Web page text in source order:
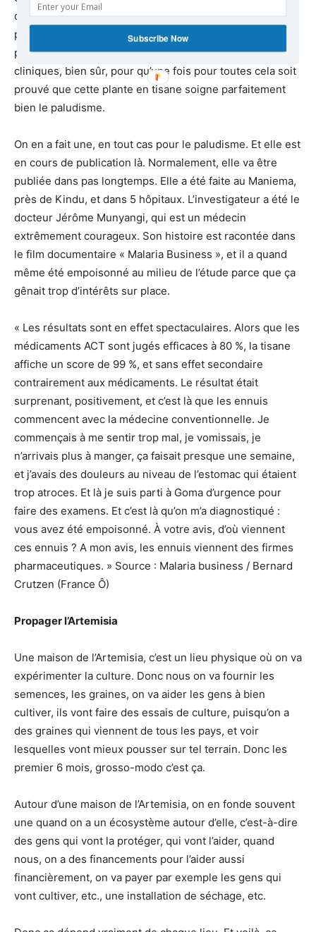
que c’était important qu’ils nous donnent cet argent pour
pouvoir réaliser ces études cliniques, pour qu’une fois
pour toutes… aux normes internationales les études
cliniques, bien sûr, pour qu’une fois pour toutes cela soit
prouvé que cette plante en tisane soigne parfaitement
bien le paludisme.
On en a fait une, en tout cas pour le paludisme. Et elle est
en cours de publication là. Normalement, elle va être
publiée dans pas longtemps. Elle a été faite au Maniema,
près de Kindu, et dans 5 hôpitaux. L’investigateur a été le
docteur Jérôme Munyangi, qui est un médecin
extrêmement courageux. Son histoire est racontée dans
le film documentaire « Malaria Business », et il a quand
même été empoisonné au milieu de l’étude parce que ça
gênait trop d’intérêts sur place.
« Les résultats sont en effet spectaculaires. Alors que les
médicaments ACT sont jugés efficaces à 80 %, la tisane
affiche un score de 99 %, et sans effet secondaire
contrairement aux médicaments. Le résultat était
surprenant, positivement, et c’est là que les ennuis
commencent avec la médecine conventionnelle. Je
commençais à me sentir trop mal, je vomissais, je
n’arrivais plus à manger, ça faisait presque une semaine,
et j’avais des douleurs au niveau de l’estomac qui étaient
trop atroces. Et là je suis parti à Goma d’urgence pour
faire des examens. Et c’est là qu’on m’a diagnostiqué :
vous avez été empoisonné. À votre avis, d’où viennent
ces ennuis ? A mon avis, les ennuis viennent des firmes
pharmaceutiques. » Source : Malaria business / Bernard
Crutzen (France Ô)
Propager l’Artemisia
Une maison de l’Artemisia, c’est un lieu physique où on va
expérimenter la culture. Donc nous on va fournir les
semences, les graines, on va aider les gens à bien
cultiver, ils vont faire des essais de culture, puisqu’on a
des graines qui viennent de tous les pays, et voir
lesquelles vont mieux pousser sur tel terrain. Donc les
premier 6 mois, grosso-modo c’est ça.
Autour d’une maison de l’Artemisia, on en fonde souvent
une quand on a un écosystème autour d’elle, c’est-à-dire
des gens qui vont la protéger, qui vont l’aider, quand
nous, on a des financements pour l’aider aussi
financièrement, on va payer par exemple les gens qui
vont cultiver, etc., une installation de séchage, etc.
Subscribe Now